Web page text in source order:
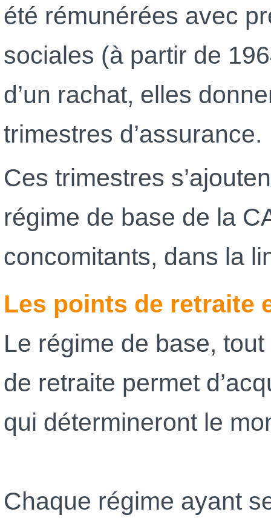
été rémunérées avec
sociales (à partir de
d’un rachat, elles
trimestres d’assurance.
Ces trimestres
régime de base de la
concomitants, dans la
Les points de retraite
Le régime de base,
de retraite permet
qui détermineront le
Chaque régime ayant